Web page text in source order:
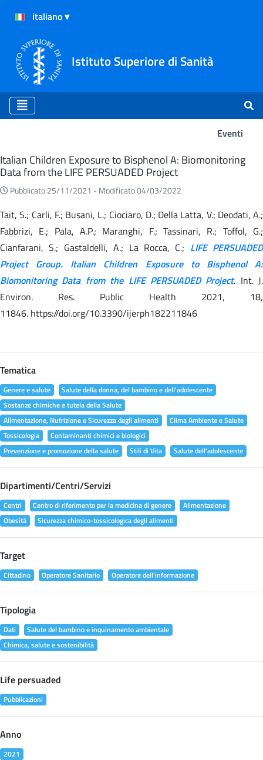
Istituto Superiore di Sanità
Eventi
Eventi
Italian Children Exposure to Bisphenol A: Biomonitoring
Data from the LIFE PERSUADED Project
Pubblicato 25/11/2021 - Modificato 04/03/2022
Tait, S.; Carli, F.; Busani, L.; Ciociaro, D.; Della Latta, V.; Deodati, A.;
Fabbrizi, E.; Pala, A.P.; Maranghi, F.; Tassinari, R.; Toffol, G.;
Cianfarani, S.; Gastaldelli, A.; La Rocca, C.; LIFE PERSUADED
Project Group. Italian Children Exposure to Bisphenol A:
Biomonitoring Data from the LIFE PERSUADED Project. Int. J.
Environ. Res. Public Health 2021, 18,
11846. https://doi.org/10.3390/ijerph182211846
Tematica
Genere e salute
Salute della donna, del bambino e dell'adolescente
Sostanze chimiche e tutela della Salute
Alimentazione, Nutrizione e Sicurezza degli alimenti
Clima Ambiente e Salute
Tossicologia
Contaminanti chimici e biologici
Prevenzione e promozione della salute
Stili di Vita Salute dell'adolescente
Dipartimenti/Centri/Servizi
Centri Centro di riferimento per la medicina di genere
Alimentazione
Obesità
Sicurezza chimico-tossicologica degli alimenti
Target
Cittadino Operatore Sanitario Operatore dell'informazione
Tipologia
Dati
Salute del bambino e inquinamento ambientale
Chimica, salute e sostenibilità
Life persuaded
Pubblicazioni
Anno
2021